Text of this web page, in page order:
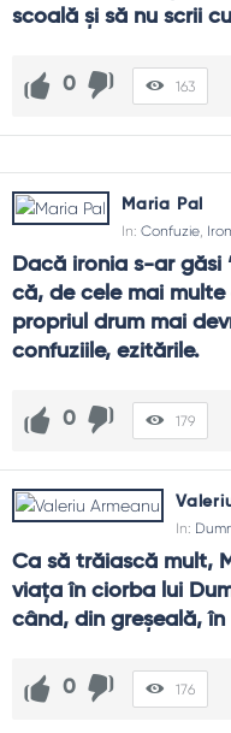
scoală și să nu scrii
0 163
Maria Pal
In: Confuzie
Dacă ironia s-ar găsi
că, de cele mai
propriul drum mai
confuziile, ezitările.
0 179
In:
Ca să trăiască mult,
viaţa în ciorba lui
când, din greşeală,
0 176